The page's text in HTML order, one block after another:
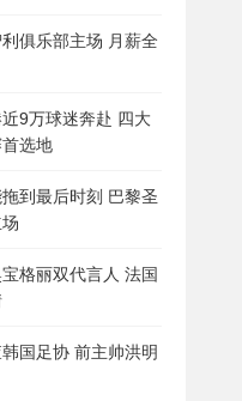
俱乐部主场 月薪全
9万球迷奔赴 四大
选地
到最后时刻 巴黎圣
格丽双代言人 法国
国足协 前主帅洪明